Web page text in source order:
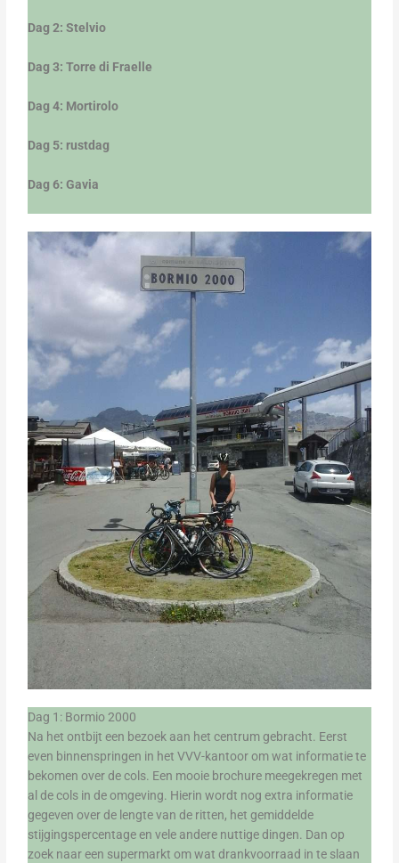
Dag 2: Stelvio
Dag 3: Torre di Fraelle
Dag 4: Mortirolo
Dag 5: rustdag
Dag 6: Gavia
Dag 1: Bormio 2000
Na het ontbijt een bezoek aan het centrum gebracht. Eerst
even binnenspringen in het VVV-kantoor om wat informatie te
bekomen over de cols. Een mooie brochure meegekregen met
al de cols in de omgeving. Hierin wordt nog extra informatie
gegeven over de lengte van de ritten, het gemiddelde
stijgingspercentage en vele andere nuttige dingen. Dan op
zoek naar een supermarkt om wat drankvoorraad in te slaan